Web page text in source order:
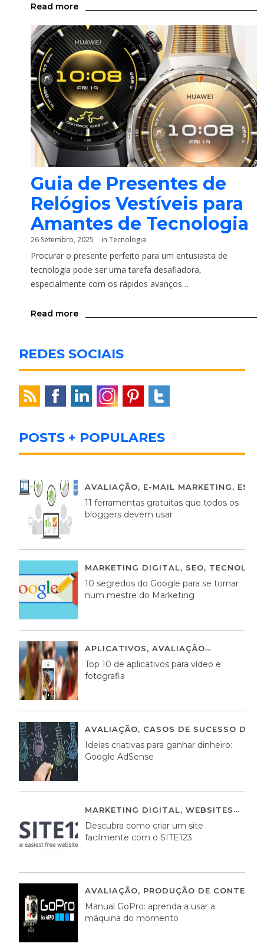
Read more
Guia de Presentes de
Relógios Vestíveis para
Amantes de Tecnologia
26 Setembro, 2025 in Tecnologia
Procurar o presente perfeito para um entusiasta de
tecnologia pode ser uma tarefa desafiadora,
especialmente com os rápidos avanços…
Read more
REDES SOCIAIS
POSTS + POPULARES
AVALIAÇÃO, E-MAIL MARKETING,
11 ferramentas gratuitas que todos os
bloggers devem usar
MARKETING DIGITAL, SEO,
10 segredos do Google para se tornar
num mestre do Marketing
APLICATIVOS, AVALIAÇÃO
Top 10 de aplicativos para vídeo e
fotografia
AVALIAÇÃO, CASOS DE SUCESSO DE
Ideias criativas para ganhar dinheiro:
Google AdSense
MARKETING DIGITAL, WEBSITES
Descubra como criar um site
facilmente com o SITE123
AVALIAÇÃO, PRODUÇÃO DE
Manual GoPro: aprenda a usar a
máquina do momento